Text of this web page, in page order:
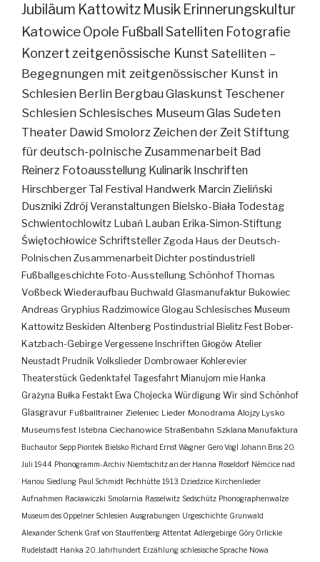
Jubiläum Kattowitz Musik Erinnerungskultur
KatowiceOpole FußballSatelliten Fotografie
Konzertzeitgenössische Kunst Satelliten –
Begegnungen mit zeitgenössischer Kunst in
Schlesien Berlin BergbauGlaskunst Teschener
Schlesien Schlesisches MuseumGlas Sudeten
Theater Dawid SmolorzZeichen der Zeit Stiftung
für deutsch-polnische Zusammenarbeit Bad
Reinerz Fotoausstellung Kulinarik Inschriften
Hirschberger Tal Festival Handwerk Marcin Zieliński
Duszniki Zdrój Veranstaltungen Bielsko-Biała Todestag
Schwientochlowitz Lubań Lauban Erika-Simon-Stiftung
Świętochłowice SchriftstellerZgoda Haus der Deutsch-
Polnischen ZusammenarbeitDichterpostindustriell
Fußballgeschichte Foto-AusstellungSchönhofThomas
VoßbeckWiederaufbau Buchwald Glasmanufaktur Bukowiec
Andreas Gryphius Radzimowice Glogau Schlesisches Museum
Kattowitz Beskiden Altenberg Postindustrial Bielitz Fest Bober-
Katzbach-Gebirge Vergessene Inschriften Głogów Atelier
Neustadt Prudnik Volkslieder Dombrowaer Kohlerevier
Theaterstück Gedenktafel Tagesfahrt Mianujom mie Hanka
Grażyna Bułka Festakt Ewa Chojecka Würdigung Wir sind Schönhof
Glasgravur Fußballtrainer Zieleniec Lieder Monodrama Alojzy Lysko
Museumsfest Istebna Ciechanowice Straßenbahn Szklana Manufaktura
Buchautor Sepp Piontek Bielsko Richard Ernst Wagner Gero Vogl Johann Bros 20.
Juli 1944 Phonogramm-Archiv Niemtschitz an der Hanna Roseldorf Némčice nad
Hanou Siedlung Paul Schmidt Pechhütte 1913 Dziedzice Kirchenlieder
Aufnahmen Racławiczki Smolarnia Rasselwitz Sedschütz Phonographenwalze
Museum des Oppelner Schlesien Ausgrabungen Urgeschichte Grunwald
Alexander Schenk Graf von Stauffenberg Attentat Adlergebirge Góry Orlickie
Rudelstadt Hanka 20. Jahrhundert Erzählung schlesische Sprache Nowa